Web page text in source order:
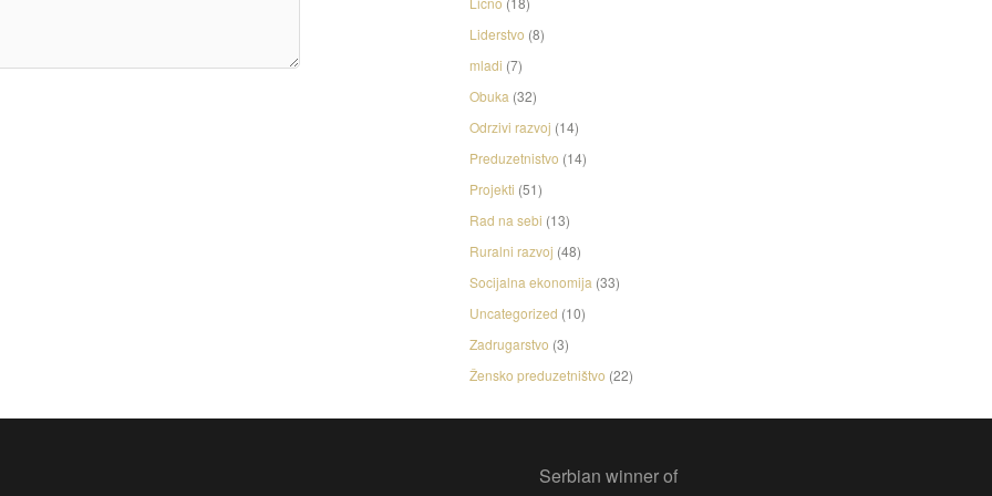
Liderstvo (8)
mladi (7)
Obuka (32)
Odrzivi razvoj (14)
Preduzetnistvo (14)
Projekti (51)
Rad na sebi (13)
Ruralni razvoj (48)
Socijalna ekonomija (33)
Uncategorized (10)
Zadrugarstvo (3)
Žensko preduzetništvo (22)
Serbian winner of